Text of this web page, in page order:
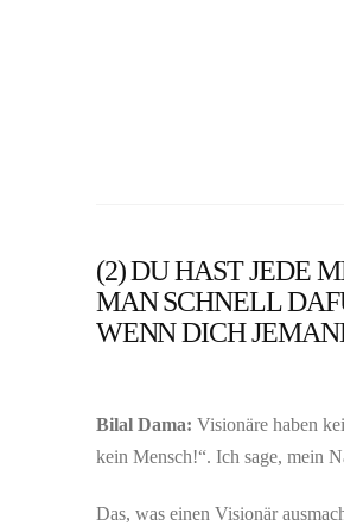
(2) DU HAST JEDE
MAN SCHNELL
WENN DICH
Bilal Dama: Visionäre haben
kein Mensch!“. Ich sage, mein
Das, was einen Visionär